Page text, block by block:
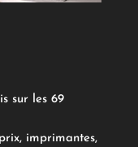
sur les 69
imprimantes,